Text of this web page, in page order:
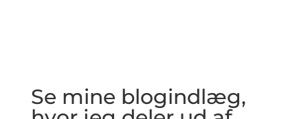
Se mine blogindlæg,